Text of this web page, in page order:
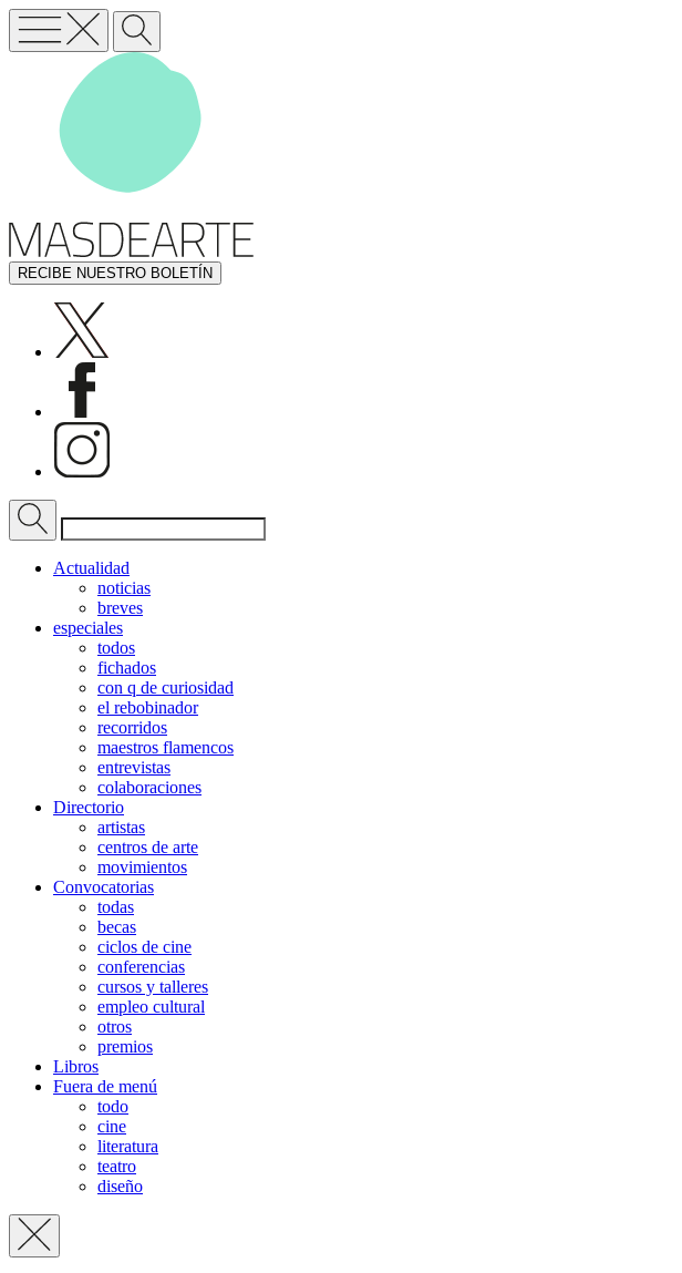
RECIBE NUESTRO BOLETÍN
Actualidad
noticias
breves
especiales
todos
fichados
con q de curiosidad
el rebobinador
recorridos
maestros flamencos
entrevistas
colaboraciones
Directorio
artistas
centros de arte
movimientos
Convocatorias
todas
becas
ciclos de cine
conferencias
cursos y talleres
empleo cultural
otros
premios
Libros
Fuera de menú
todo
cine
literatura
teatro
diseño